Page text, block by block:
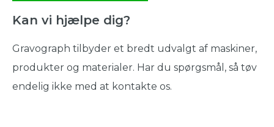
Kan vi hjælpe dig?
Gravograph tilbyder et bredt udvalgt af maskiner,
produkter og materialer. Har du spørgsmål, så tøv
endelig ikke med at kontakte os.